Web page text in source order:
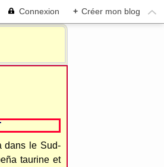
Connexion + Créer mon blog
dans le Sud-
taurine et